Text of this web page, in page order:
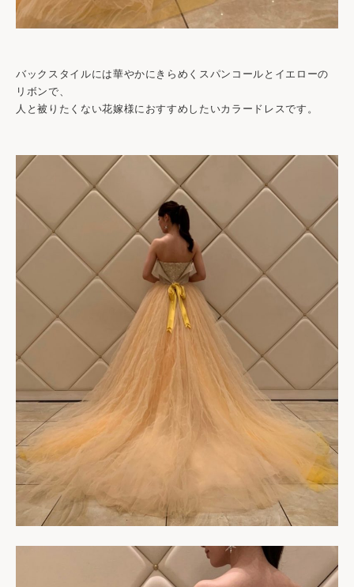
バックスタイルには華やかにきらめくスパンコールとイエローの
リボンで、
人と被りたくない花嫁様におすすめしたいカラードレスです。